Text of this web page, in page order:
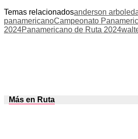
Temas relacionadosanderson
panamericanoCampeonato
2024Panamericano de Ruta 2024
Más en Ruta